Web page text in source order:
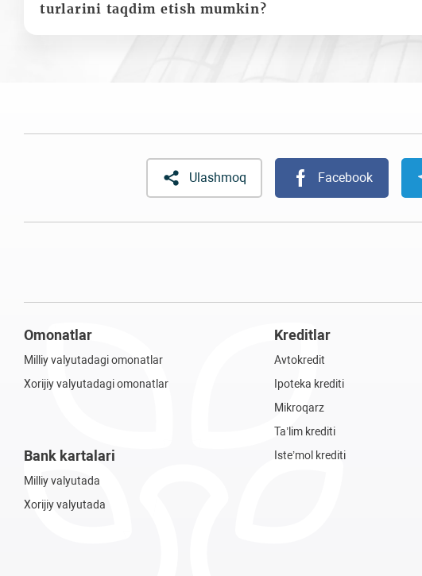
turlarini taqdim etish mumkin?
Ulashmoq Facebook
Omonatlar
Milliy valyutadagi omonatlar
Xorijiy valyutadagi omonatlar
Bank kartalari
Milliy valyutada
Xorijiy valyutada
Kreditlar
Avtokredit
Ipoteka krediti
Mikroqarz
Ta’lim krediti
Iste’mol krediti